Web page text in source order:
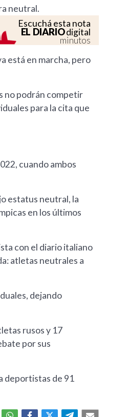
neutral.
Escuchá esta nota
EL DIARIOdigital
minutos
está en marcha, pero
no podrán competir
para la cita que
cuando ambos
estatus neutral, la
en los últimos
con el diario italiano
atletas neutrales a
dejando
rusos y 17
por sus
deportistas de 91